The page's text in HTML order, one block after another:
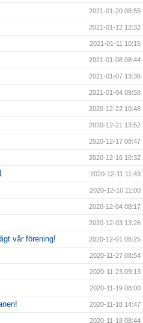
2021-01-20 08:55
2021-01-12 12:32
2021-01-11 10:15
2021-01-08 08:44
2021-01-07 13:36
2021-01-04 09:58
2020-12-22 10:48
2020-12-21 13:52
2020-12-17 08:47
2020-12-16 10:32
2020-12-11 11:43
2020-12-10 11:00
2020-12-04 08:17
2020-12-03 13:26
vår förening! 2020-12-01 08:25
2020-11-27 08:54
2020-11-23 09:13
2020-11-19 08:00
2020-11-18 14:47
2020-11-18 08:44